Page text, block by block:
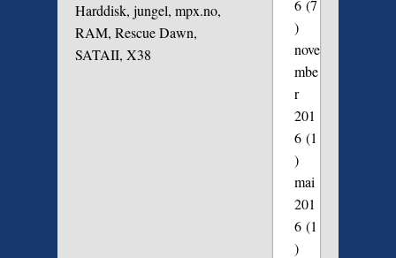
Harddisk, jungel, mpx.no,
RAM, Rescue Dawn,
SATAII, X38
6(7
)
nove
mbe
r
201
6(1
)
mai
201
6(1
)